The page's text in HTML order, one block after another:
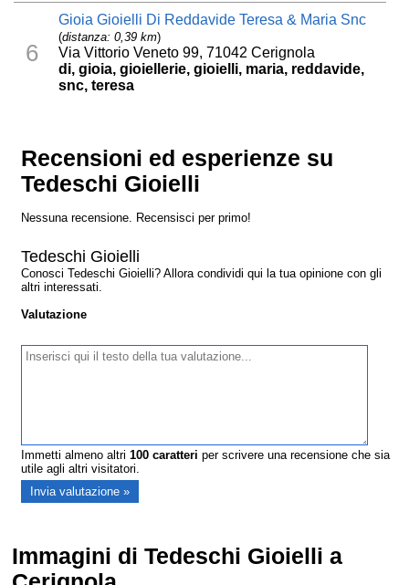
6
Gioia Gioielli Di Reddavide Teresa & Maria Snc
(distanza: 0,39 km)
Via Vittorio Veneto 99, 71042 Cerignola
di, gioia, gioiellerie, gioielli, maria, reddavide,
snc, teresa
Recensioni ed esperienze su
Tedeschi Gioielli
Nessuna recensione. Recensisci per primo!
Tedeschi Gioielli
Conosci Tedeschi Gioielli? Allora condividi qui la tua opinione con gli
altri interessati.
Valutazione
Immetti almeno altri100 caratteri per scrivere una recensione che sia
utile agli altri visitatori.
Immagini di Tedeschi Gioielli a